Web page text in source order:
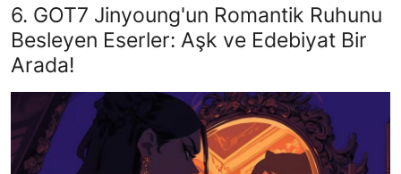
6. GOT7 Jinyoung'un Romantik Ruhunu
Besleyen Eserler: Aşk ve Edebiyat Bir
Arada!